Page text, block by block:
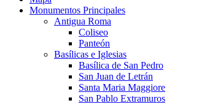
Monumentos Principales
Antigua Roma
Coliseo
Panteón
Basílicas e Iglesias
Basílica de San Pedro
San Juan de Letrán
Santa Maria Maggiore
San Pablo Extramuros